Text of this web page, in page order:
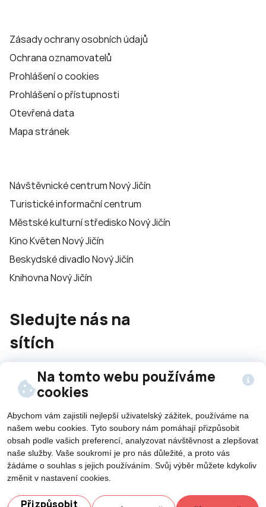
Na tomto webu používáme
cookies
Abychom vám zajistili nejlepší uživatelský zážitek, používáme na
našem webu cookies. Tyto soubory nám pomáhají přizpůsobit
obsah podle vašich preferencí, analyzovat návštěvnost a zlepšovat
naše služby. Vaše soukromí je pro nás důležité, a proto vás
žádáme o souhlas s jejich používáním. Svůj výběr můžete kdykoliv
změnit v nastavení cookies.
Přizpůsobit
Zásady ochrany osobních údajů
Ochrana oznamovatelů
Prohlášení o cookies
Prohlášení o přístupnosti
Otevřená data
Mapa stránek
Návštěvnické centrum Nový Jičín
Turistické informační centrum
Městské kulturní středisko Nový Jičín
Kino Květen Nový Jičín
Beskydské divadlo Nový Jičín
Knihovna Nový Jičín
Sledujte nás na
sítích
©2026 Všechna práva vyhrazena - použití obsahu či
jeho části je umožněn pouze se souhlasem města Nový
Jičín.
Created by
Potřebujete poradit?